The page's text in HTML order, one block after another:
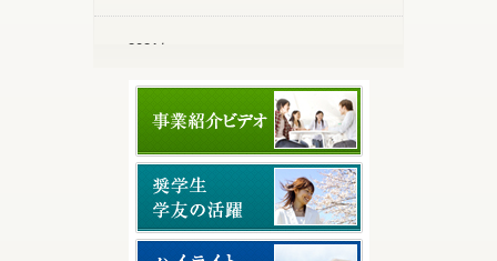
2021年
2020年
2019年